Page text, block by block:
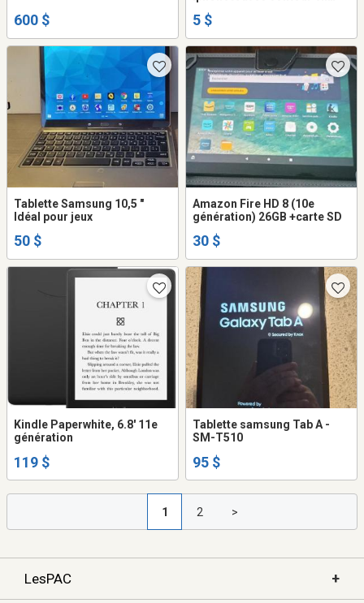
600 $ 5 $
Tablette Samsung 10,5 "
Idéal pour jeux
50 $
Amazon Fire HD 8 (10e
génération) 26GB +carte SD
30 $
Kindle Paperwhite, 6.8' 11e
génération
119 $
Tablette samsung Tab A -
SM-T510
95 $
1 2 >
LesPAC +